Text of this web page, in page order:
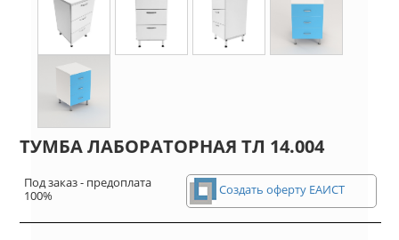
ТУМБА ЛАБОРАТОРНАЯ ТЛ 14.004
Под заказ - предоплата
100%
Создать оферту ЕАИСТ